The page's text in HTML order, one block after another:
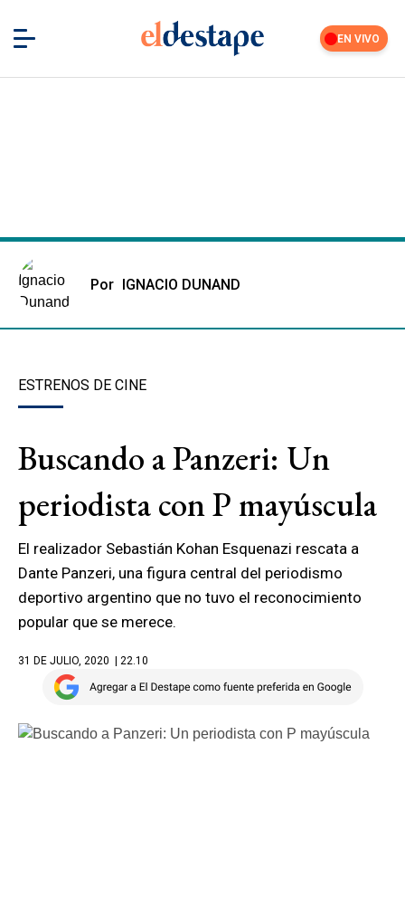
EN VIVO
Por IGNACIO DUNAND
ESTRENOS DE CINE
Buscando a Panzeri: Un
periodista con P mayúscula
El realizador Sebastián Kohan Esquenazi rescata a
Dante Panzeri, una figura central del periodismo
deportivo argentino que no tuvo el reconocimiento
popular que se merece.
31 DE JULIO, 2020 | 22.10